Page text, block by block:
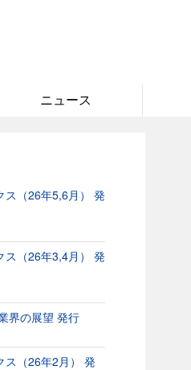
ニュース
ス（26年5,6月） 発
ス（26年3,4月） 発
界の展望 発行
ス（26年2月） 発